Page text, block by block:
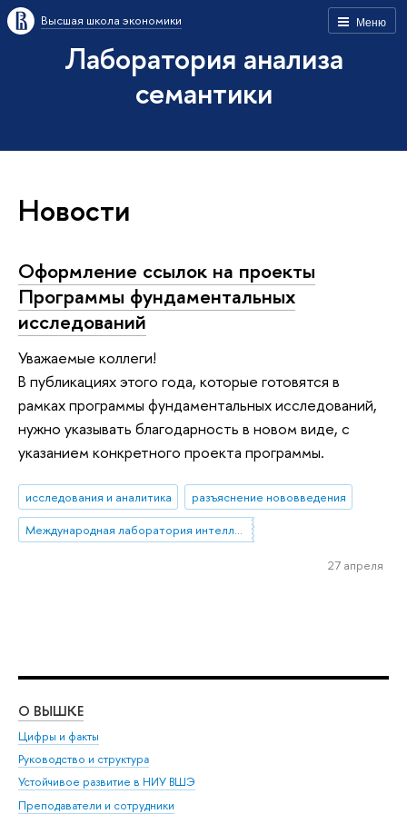
Меню
Высшая школа экономики
Лаборатория анализа
семантики
Новости
Оформление ссылок на проекты
Программы фундаментальных
исследований
Уважаемые коллеги!
В публикациях этого года, которые готовятся в
рамках программы фундаментальных исследований,
нужно указывать благодарность в новом виде, с
указанием конкретного проекта программы.
исследования и аналитика
разъяснение нововведения
Международная лаборатория интеллектуальных систем и структурного анализа
27 апреля
О ВЫШКЕ
Цифры и факты
Руководство и структура
Устойчивое развитие в НИУ ВШЭ
Преподаватели и сотрудники